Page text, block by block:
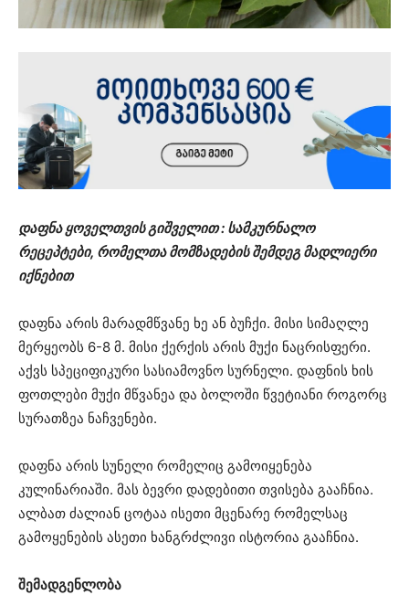
დაფნა ყოველთვის გიშველით : სამკურნალო
რეცეპტები, რომელთა მომზადების შემდეგ მადლიერი
იქნებით
დაფნა არის მარადმწვანე ხე ან ბუჩქი. მისი სიმაღლე
მერყეობს 6-8 მ. მისი ქერქის არის მუქი ნაცრისფერი.
აქვს სპეციფიკური სასიამოვნო სურნელი. დაფნის ხის
ფოთლები მუქი მწვანეა და ბოლოში წვეტიანი როგორც
სურათზეა ნაჩვენები.
დაფნა არის სუნელი რომელიც გამოიყენება
კულინარიაში. მას ბევრი დადებითი თვისება გააჩნია.
ალბათ ძალიან ცოტაა ისეთი მცენარე რომელსაც
გამოყენების ასეთი ხანგრძლივი ისტორია გააჩნია.
შემადგენლობა